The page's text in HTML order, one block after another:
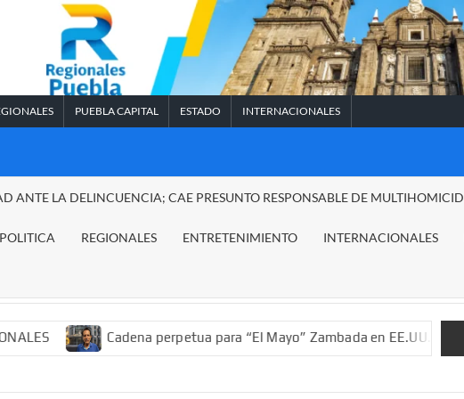
PUEBLA CAPITAL ESTADO INTERNACIONALES
ANTE LA DELINCUENCIA; CAE PRESUNTO RESPONSABLE DE
POLITICA REGIONALES ENTRETENIMIENTO INTERNACIONALES
Cadena perpetua para “El Mayo” Zambada en EE.UU.; ordenan